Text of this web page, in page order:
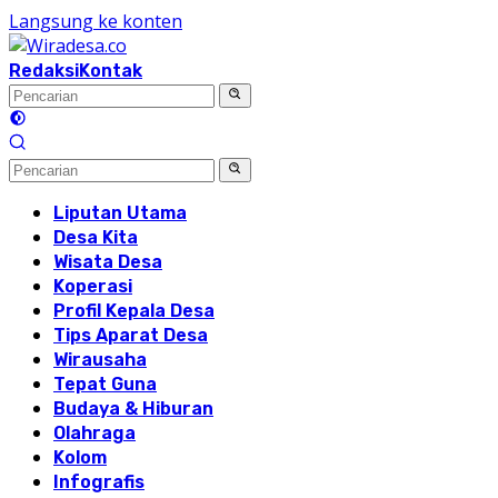
Langsung ke konten
RedaksiKontak
Liputan Utama
Desa Kita
Wisata Desa
Koperasi
Profil Kepala Desa
Tips Aparat Desa
Wirausaha
Tepat Guna
Budaya & Hiburan
Olahraga
Kolom
Infografis